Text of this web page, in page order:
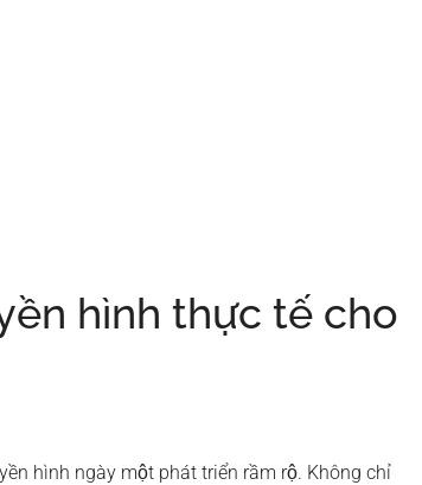
hình thực tế cho
hình ngày một phát triển rầm rộ. Không chỉ